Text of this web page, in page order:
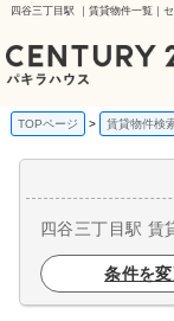
四谷三丁目駅 ｜賃貸物件一覧｜
TOPページ 賃貸物件検
四谷三丁目駅 賃
条件を